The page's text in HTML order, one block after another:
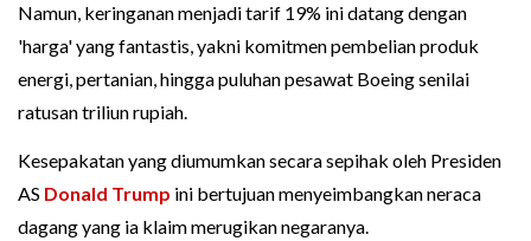
Namun, keringanan menjadi tarif 19% ini datang dengan
'harga' yang fantastis, yakni komitmen pembelian produk
energi, pertanian, hingga puluhan pesawat Boeing senilai
ratusan triliun rupiah.
Kesepakatan yang diumumkan secara sepihak oleh Presiden
AS Donald Trump ini bertujuan menyeimbangkan neraca
dagang yang ia klaim merugikan negaranya.